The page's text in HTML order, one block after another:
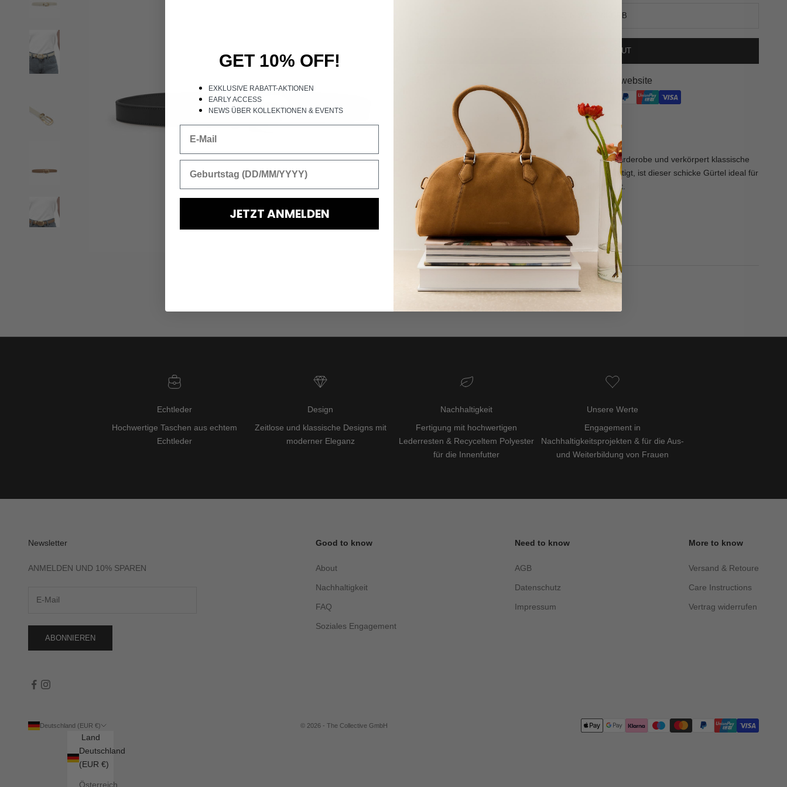
IN DEN WARENKORB
JETZT ZUM CHECKOUT
Safe payment on our website
ISLA SMOOTH
ISLA SMOOTH ist eine zeitlose Ergänzung für deine Garderobe und verkörpert klassische
Eleganz und Raffinesse. Aus weichem Rindsleder gefertigt, ist dieser schicke Gürtel ideal für
verschiedene Anlässe und ergänzt mühelos jedes Outfit.
Material
100% Leder
Maße
Gürtel (B): 2 cm
Gewicht: 0,205 kg
Echtleder
Hochwertige Taschen aus echtem
Echtleder
Design
Zeitlose und klassische Designs mit
moderner Eleganz
Nachhaltigkeit
Fertigung mit hochwertigen
Lederresten & Recyceltem Polyester
für die Innenfutter
Unsere Werte
Engagement in
Nachhaltigkeitsprojekten & für die Aus-
und Weiterbildung von Frauen
Newsletter
ANMELDEN UND 10% SPAREN
ABONNIEREN
Good to know
About
Nachhaltigkeit
FAQ
Soziales Engagement
Need to know
AGB
Datenschutz
Impressum
More to know
Versand & Retoure
Care Instructions
Vertrag widerrufen
Deutschland (EUR €)
Land
Deutschland
(EUR €)
Österreich
© 2026 - The Collective GmbH
GET 10% OFF!
EXKLUSIVE RABATT-AKTIONEN
EARLY ACCESS
NEWS ÜBER KOLLEKTIONEN & EVENTS
JETZT ANMELDEN